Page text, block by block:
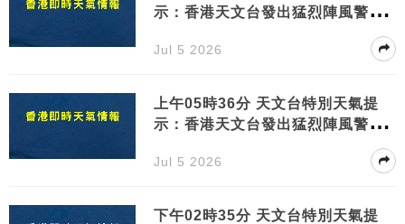
示：香港天文台發出猛烈陣風警告
Jul 5 2026
上午05時36分 天文台特別天氣提
示：香港天文台發出猛烈陣風警告
Jul 5 2026
下午02時35分 天文台特別天氣提